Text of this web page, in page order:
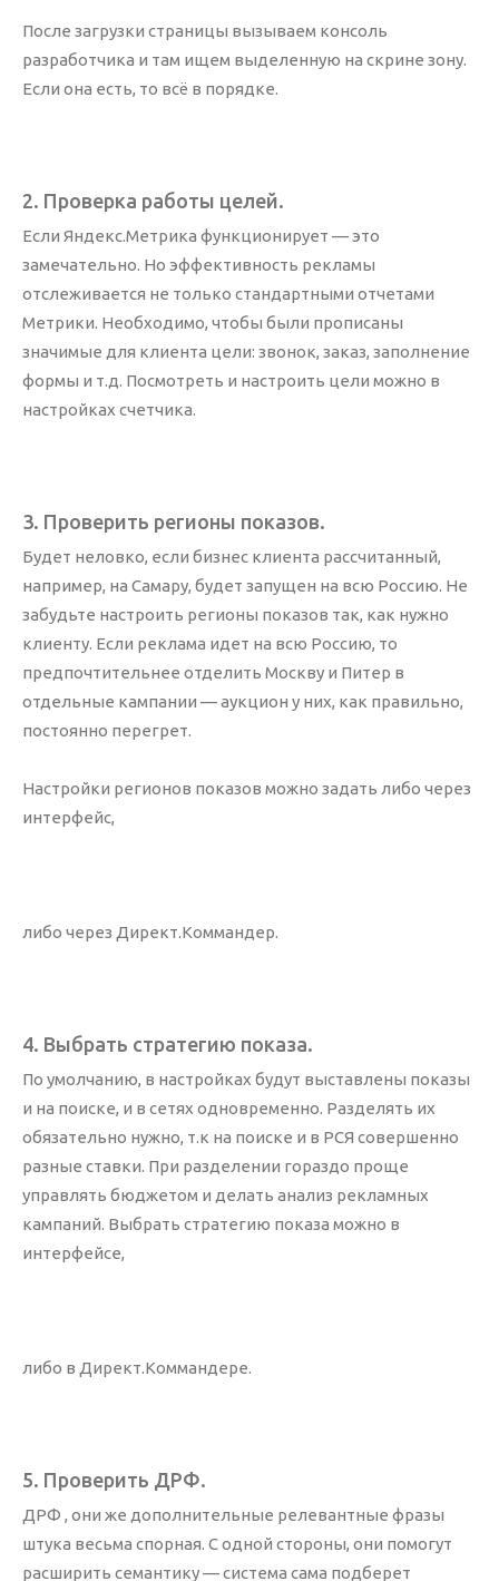
закажете ведение рекламы, стоимость данной
услуги составит 10 000 р.
О нас
Клиенты
Блог
Контакты
После загрузки страницы вызываем консоль
разработчика и там ищем выделенную на скрине зону.
Если она есть, то всё в порядке.
2. Проверка работы целей.
Если Яндекс.Метрика функционирует — это
замечательно. Но эффективность рекламы
отслеживается не только стандартными отчетами
Метрики. Необходимо, чтобы были прописаны
значимые для клиента цели: звонок, заказ, заполнение
формы и т.д. Посмотреть и настроить цели можно в
настройках счетчика.
3. Проверить регионы показов.
Будет неловко, если бизнес клиента рассчитанный,
например, на Самару, будет запущен на всю Россию. Не
забудьте настроить регионы показов так, как нужно
клиенту. Если реклама идет на всю Россию, то
предпочтительнее отделить Москву и Питер в
отдельные кампании — аукцион у них, как правильно,
постоянно перегрет.
Настройки регионов показов можно задать либо через
интерфейс,
либо через Директ.Коммандер.
4. Выбрать стратегию показа.
По умолчанию, в настройках будут выставлены показы
и на поиске, и в сетях одновременно. Разделять их
обязательно нужно, т.к на поиске и в РСЯ совершенно
разные ставки. При разделении гораздо проще
управлять бюджетом и делать анализ рекламных
кампаний. Выбрать стратегию показа можно в
интерфейсе,
либо в Директ.Коммандере.
5. Проверить ДРФ.
ДРФ , они же дополнительные релевантные фразы
штука весьма спорная. С одной стороны, они помогут
расширить семантику — система сама подберет